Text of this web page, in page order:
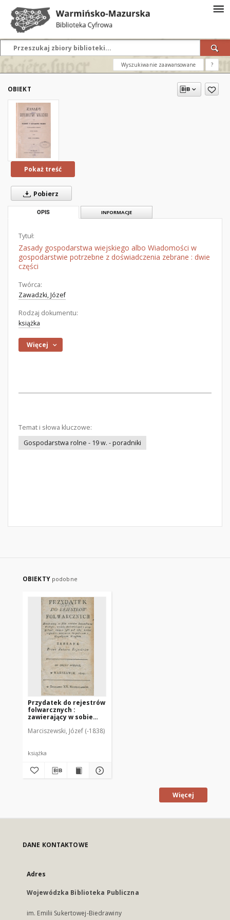
Wyszukiwanie zaawansowane ?
OBIEKT
Pokaż treść
Pobierz
OPIS INFORMACJE
Tytuł:
Zasady gospodarstwa wiejskiego albo Wiadomości w
gospodarstwie potrzebne z doświadczenia zebrane : dwie
części
Twórca:
Zawadzki, Józef
Rodzaj dokumentu:
książka
Więcej
Temat i słowa kluczowe:
Gospodarstwa rolne - 19 w. - poradniki
OBIEKTY podobne
Przydatek do rejestrów
folwarcznych :
zawierający w sobie
praktyki, w wielu
bydź pod ręką bardzo
gospodarzom i
gospodyniom wieyskim
Marciszewski, Józef (-1838)
książka
Więcej
DANE KONTAKTOWE
Adres
Wojewódzka Biblioteka Publiczna
im. Emilii Sukertowej-Biedrawiny